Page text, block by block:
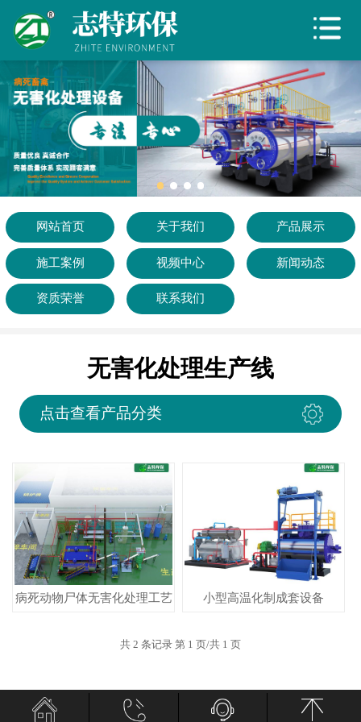
关于我们
产品展示
施工案例
视频中心
新闻动态
资质荣誉
联系我们
网站首页 关于我们 产品展示
施工案例 视频中心 新闻动态
资质荣誉 联系我们
无害化处理生产线
点击查看产品分类
病死动物尸体无害化处理工艺 小型高温化制成套设备
共 2 条记录 第 1 页/共 1 页